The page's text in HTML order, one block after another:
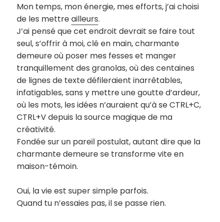
Mon temps, mon énergie, mes efforts, j’ai choisi
de les mettreailleurs.
J’ai pensé que cet endroit devrait se faire tout
seul, s’offrir à moi, clé en main, charmante
demeure où poser mes fesses et manger
tranquillement des granolas, où des centaines
de lignes de texte défileraient inarrêtables,
infatigables, sans y mettre une goutte d’ardeur,
où les mots, les idées n’auraient qu’à se CTRL+C,
CTRL+V depuis la source magique de ma
créativité.
Fondée sur un pareil postulat, autant dire que la
charmante demeure se transforme vite en
maison-témoin.
Oui, la vie est super simple parfois.
Quand tu n’essaies pas, il se passe rien.